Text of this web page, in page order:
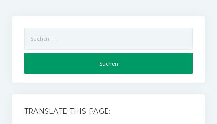
nach:
TRANSLATE THIS PAGE: